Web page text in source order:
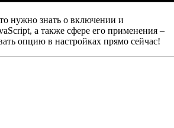
нужно знать о включении и
а также сфере его применения –
опцию в настройках прямо сейчас!